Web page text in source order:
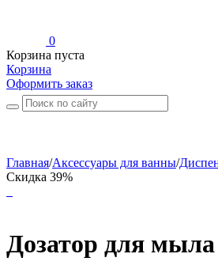
0
Корзина пуста
Корзина
Оформить заказ
Главная/Аксессуары для ванны/
Скидка 39%
Дозатор для